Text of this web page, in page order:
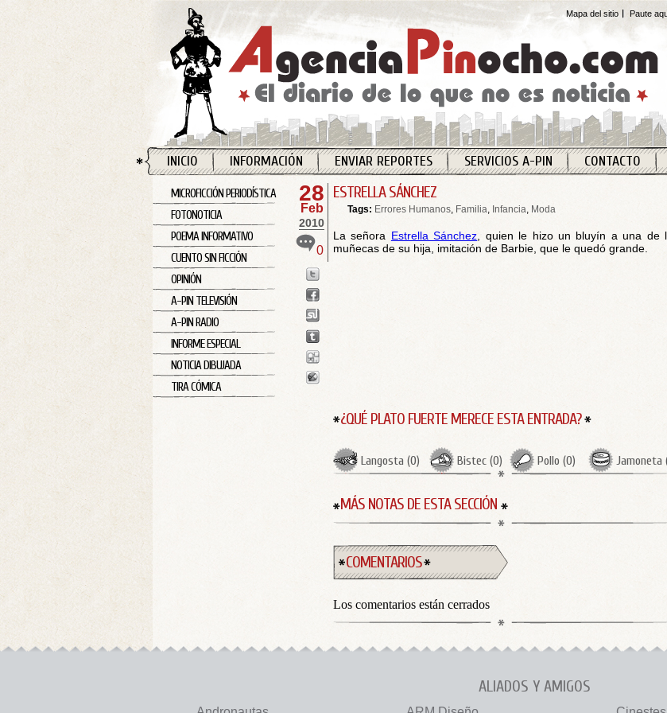
Mapa del sitio Paute
INICIO INFORMACIÓN ENVIAR REPORTES SERVICIOS A-PIN CONTACTO
MICROFICCIÓN PERIODÍSTICA
FOTONOTICIA
POEMA INFORMATIVO
CUENTO SIN FICCIÓN
OPINIÓN
A-PIN TELEVISIÓN
A-PIN RADIO
INFORME ESPECIAL
NOTICIA DIBUJADA
TIRA CÓMICA
28
Feb
2010
0
ESTRELLA SÁNCHEZ
Tags: Errores Humanos, Familia, Infancia, Moda
La señora Estrella Sánchez , quien le hizo un bluyín a una de
muñecas de su hija, imitación de Barbie, que le quedó grande.
¿QUÉ PLATO FUERTE MERECE ESTA ENTRADA?
Langosta (0) Bistec (0) Pollo (0) Jamoneta
MÁS NOTAS DE ESTA SECCIÓN
COMENTARIOS
Los comentarios están cerrados
ALIADOS Y AMIGOS